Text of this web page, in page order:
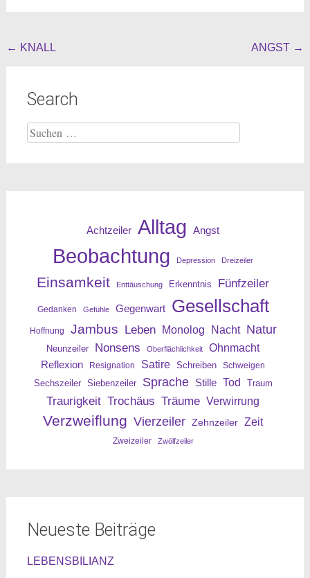
Beitragsnavigation
← KNALL ANGST →
Search
Suche
nach:
Achtzeiler Alltag Angst
Beobachtung Depression Dreizeiler
Einsamkeit Enttäuschung Erkenntnis Fünfzeiler
Gedanken Gefühle Gegenwart Gesellschaft
Hoffnung Jambus Leben Monolog Nacht Natur
Neunzeiler Nonsens Oberflächlichkeit
Ohnmacht
Reflexion
Resignation Satire Schreiben Schweigen
Sechszeiler Siebenzeiler Sprache Stille Tod Traum
Traurigkeit Trochäus Träume Verwirrung
Verzweiflung Vierzeiler Zehnzeiler Zeit
Zweizeiler Zwölfzeiler
Neueste Beiträge
LEBENSBILIANZ